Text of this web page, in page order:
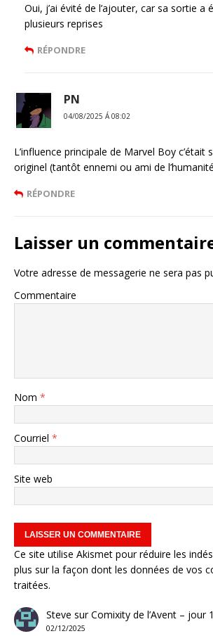
Oui, j’ai évité de l’ajouter, car sa sortie a
plusieurs reprises
RÉPONDRE
PN
04/08/2025 Á 08:02
L’influence principale de Marvel Boy
originel (tantôt ennemi ou ami de
RÉPONDRE
Laisser un
Votre adresse de messagerie ne sera pas
Commentaire
Nom *
Courriel *
Site web
Ce site utilise Akismet pour réduire les
plus sur la façon dont les données de vos
traitées.
Steve surComixity de l’Avent – jour 1
02/12/2025